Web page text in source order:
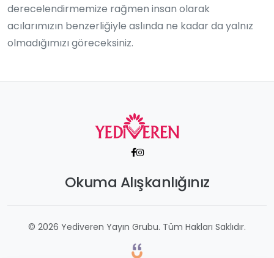
derecelendirmemize rağmen insan olarak
acılarımızın benzerliğiyle aslında ne kadar da yalnız
olmadığımızı göreceksiniz.
Okuma Alışkanlığınız
© 2026 Yediveren Yayın Grubu. Tüm Hakları Saklıdır.